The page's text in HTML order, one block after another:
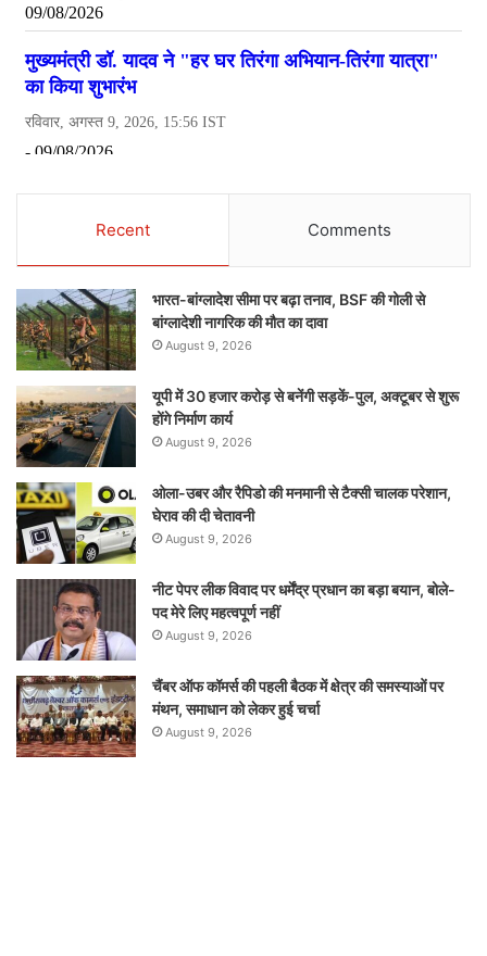
Recent Comments
भारत-बांग्लादेश सीमा पर बढ़ा तनाव, BSF की गोली से
बांग्लादेशी नागरिक की मौत का दावा
August 9, 2026
यूपी में 30 हजार करोड़ से बनेंगी सड़कें-पुल, अक्टूबर से शुरू
होंगे निर्माण कार्य
August 9, 2026
ओला-उबर और रैपिडो की मनमानी से टैक्सी चालक परेशान,
घेराव की दी चेतावनी
August 9, 2026
नीट पेपर लीक विवाद पर धर्मेंद्र प्रधान का बड़ा बयान, बोले-
पद मेरे लिए महत्वपूर्ण नहीं
August 9, 2026
चैंबर ऑफ कॉमर्स की पहली बैठक में क्षेत्र की समस्याओं पर
मंथन, समाधान को लेकर हुई चर्चा
August 9, 2026